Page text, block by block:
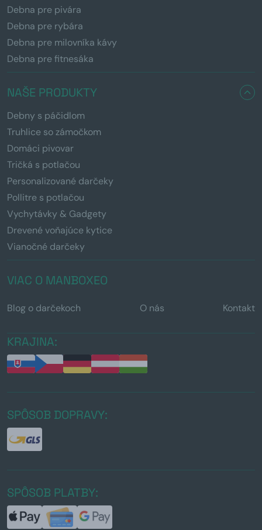
Debna pre pivára
Debna pre rybára
Debna pre milovníka kávy
Debna pre fitnesáka
NAŠE PRODUKTY
Debny s páčidlom
Truhlice so zámočkom
Domáci pivovar
Tričká s potlačou
Personalizované darčeky
Pollitre s potlačou
Vychytávky & Gadgety
Drevené voňajúce kytice
Vianočné darčeky
VIAC O MANBOXEO
Blog o darčekoch O nás Kontakt
KRAJINA:
SPÔSOB DOPRAVY:
SPÔSOB PLATBY: